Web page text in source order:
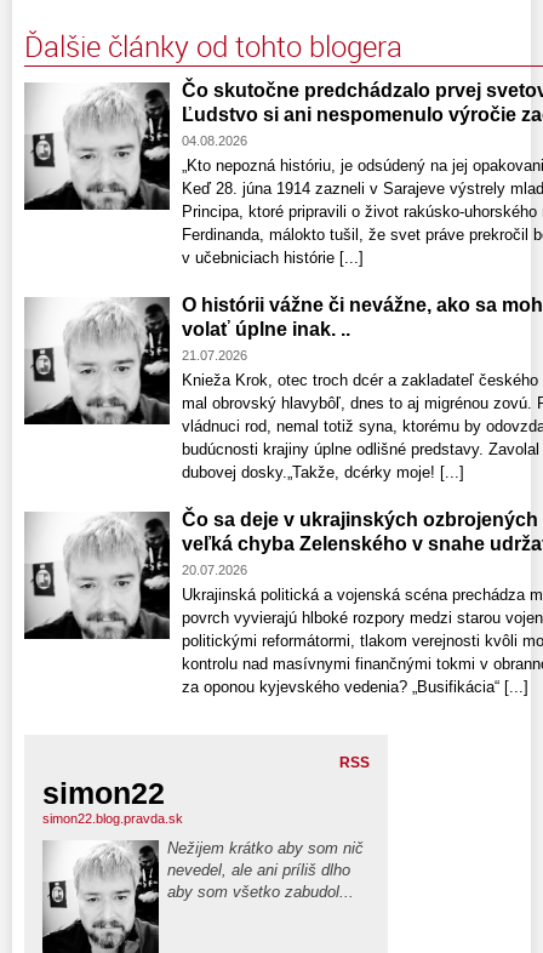
Ďalšie články od tohto blogera
Čo skutočne predchádzalo prvej
Ľudstvo si ani nespomenulo výročie
04.08.2026
„Kto nepozná históriu, je odsúdený na jej
Keď 28. júna 1914 zazneli v Sarajeve výstrely
Principa, ktoré pripravili o život rakúsko-
Ferdinanda, málokto tušil, že svet práve prekročil
v učebniciach histórie [...]
O histórii vážne či nevážne, ako sa
volať úplne inak. ..
21.07.2026
Knieža Krok, otec troch dcér a zakladateľ
mal obrovský hlavybôľ, dnes to aj migrénou zovú.
vládnuci rod, nemal totiž syna, ktorému by
budúcnosti krajiny úplne odlišné predstavy.
dubovej dosky.„Takže, dcérky moje! [...]
Čo sa deje v ukrajinských
veľká chyba Zelenského v snahe
20.07.2026
Ukrajinská politická a vojenská scéna prechádza
povrch vyvierajú hlboké rozpory medzi starou
politickými reformátormi, tlakom verejnosti kvôli
kontrolu nad masívnymi finančnými tokmi v
za oponou kyjevského vedenia? „Busifikácia“ [...]
RSS
simon22
simon22.blog.pravda.sk
Nežijem krátko aby som nič
nevedel, ale ani príliš dlho
aby som všetko zabudol...